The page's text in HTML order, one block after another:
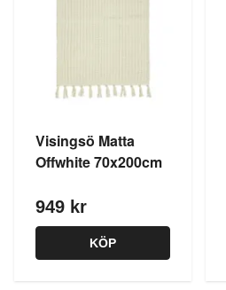
Visingsö Matta
Offwhite 70x200cm
949 kr
KÖP